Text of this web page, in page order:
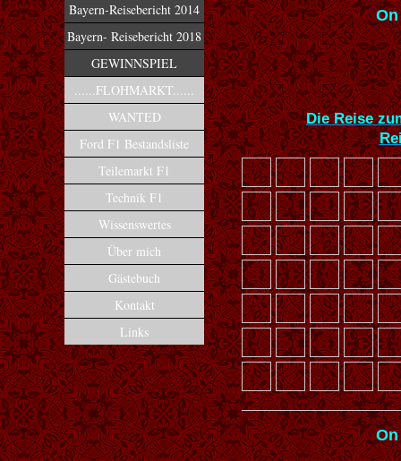
Bayern-Reisebericht 2014
Bayern- Reisebericht 2018
GEWINNSPIEL
......FLOHMARKT......
WANTED
Ford F1 Bestandsliste
Teilemarkt F1
Technik F1
Wissenswertes
Über mich
Gästebuch
Kontakt
Links
Die Reise